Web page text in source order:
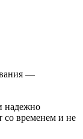
—
надежно
со временем и не